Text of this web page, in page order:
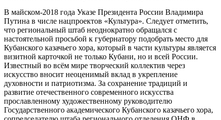
В майском-2018 года Указе Президента России Владимира
Путина в числе нацпроектов «Культура». Следует отметить,
что региональный штаб неоднократно обращался с
настоятельной просьбой к губернатору подобрать место для
Кубанского казачьего хора, который в части культуры является
визитной карточкой не только Кубани, но и всей России.
Известный во всём мире творческий коллектив через
искусство вносит неоценимый вклад в укрепление
духовности и патриотизма. За сохранение традиций и
развитие отечественного современного искусства
прославленному художественному руководителю
Государственного академического Кубанского казачьего хора,